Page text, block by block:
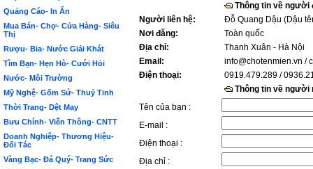
Quảng Cáo- In Ấn
Mua Bán- Chợ- Cửa Hàng- Siêu
Thị
Rượu- Bia- Nước Giải Khát
Tìm Bạn- Hẹn Hò- Cưới Hỏi
Nước- Môi Trường
Mỹ Nghệ- Gốm Sứ- Thuỷ Tinh
Thời Trang- Dệt May
Bưu Chính- Viễn Thông- CNTT
Doanh Nghiệp- Thương Hiệu-
Đối Tác
Vàng Bạc- Đá Quý- Trang Sức
Thông tin về người
Người liên hệ:
Đỗ Quang Dậu (Dậu
Nơi đăng:
Toàn quốc
Địa chỉ:
Thanh Xuân - Hà Nội
Email:
info@chotenmien.vn /
Điện thoại:
0919.479.289 /
Thông tin về người
Tên của bạn :
E-mail :
Điện thoại :
Địa chỉ :